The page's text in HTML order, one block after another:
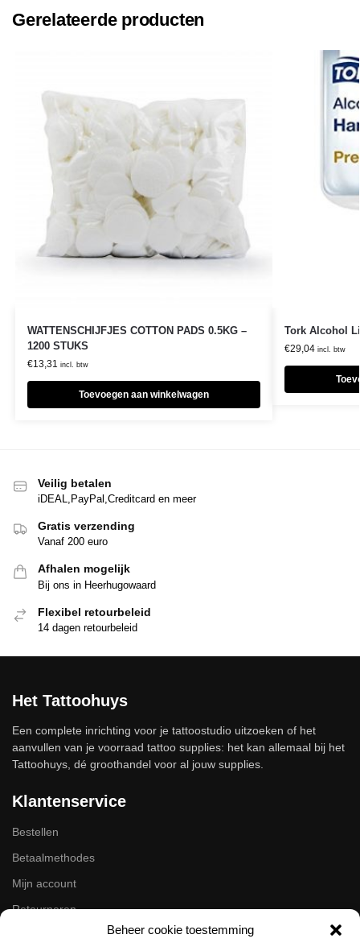
Beheer cookie toestemming
Gerelateerde producten
WATTENSCHIJFJES COTTON PADS 0.5KG –
1200 STUKS
€13,31 incl. btw
Toevoegen aan winkelwagen
Tork Alcohol
€29,04 incl. btw
Veilig betalen
iDEAL,PayPal,Creditcard en meer
Gratis verzending
Vanaf 200 euro
Afhalen mogelijk
Bij ons in Heerhugowaard
Flexibel retourbeleid
14 dagen retourbeleid
Het Tattoohuys
Een complete inrichting voor je tattoostudio uitzoeken of het
aanvullen van je voorraad tattoo supplies: het kan allemaal bij het
Tattoohuys, dé groothandel voor al jouw supplies.
Klantenservice
Bestellen
Betaalmethodes
Mijn account
Retourneren